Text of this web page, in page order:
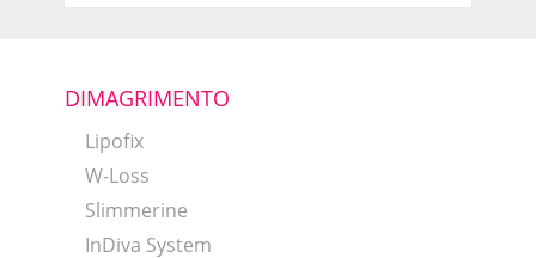
DIMAGRIMENTO
Lipofix
W-Loss
Slimmerine
InDiva System